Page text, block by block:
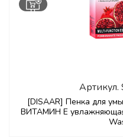
Артикул.
[DISAAR] Пенка для
ВИТАМИН Е